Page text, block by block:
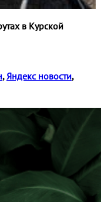
в Курской
, Яндекс новости,